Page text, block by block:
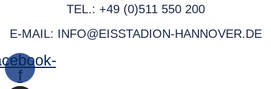
TEL.: +49 (0)511 550 200
E-MAIL: INFO@EISSTADION-HANNOVER.DE
f